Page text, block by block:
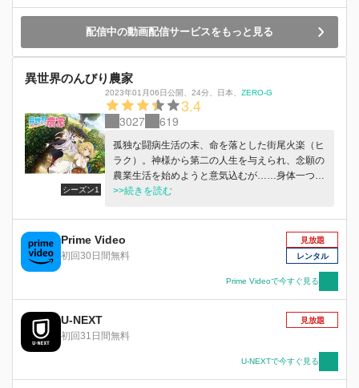
配信中の動画配信サービスをもっと見る
異世界のんびり農家
シーズン1
2023年01月06日公開 24分 日本 ZERO-G
3.4
3027 619
孤独な闘病生活の末、命を落とした街尾火楽（ヒ
ラク）。神様から第二の人生を与えられ、念願の
農業生活を始めようと意気込むが……身体一つで
送り出されたのは、魔物だらけの深い森のど真ん
から授かった「万能農具」の力のみ。それでも試
行錯誤しながら自分の土地を切り拓いていく火楽
のもとには、吸血鬼やエルフに天使、果てはドラ
ゴンまでが集い、やがて彼の住処は村へと発展し
ていく。 のんびりほどほど賑やかに、楽しくド
タバタ和やかに、笑顔の絶えない異世界農業ライ
>>続きを読む
Prime Video
初回30日間無料
見放題
レンタル
Prime Videoで今すぐ見る
U-NEXT
初回31日間無料
見放題
U-NEXTで今すぐ見る